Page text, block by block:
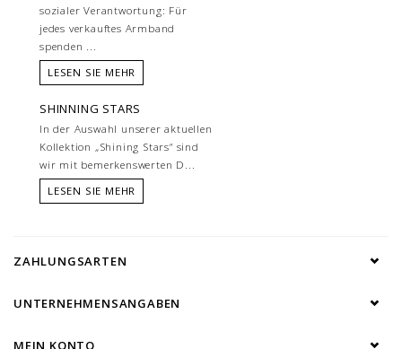
sozialer Verantwortung: Für
jedes verkauftes Armband
spenden ...
LESEN SIE MEHR
SHINNING STARS
In der Auswahl unserer aktuellen
Kollektion „Shining Stars“ sind
wir mit bemerkenswerten D...
LESEN SIE MEHR
ZAHLUNGSARTEN
UNTERNEHMENSANGABEN
MEIN KONTO